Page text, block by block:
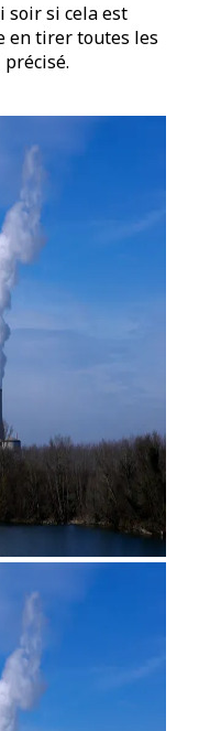
soir si cela est
en tirer toutes les